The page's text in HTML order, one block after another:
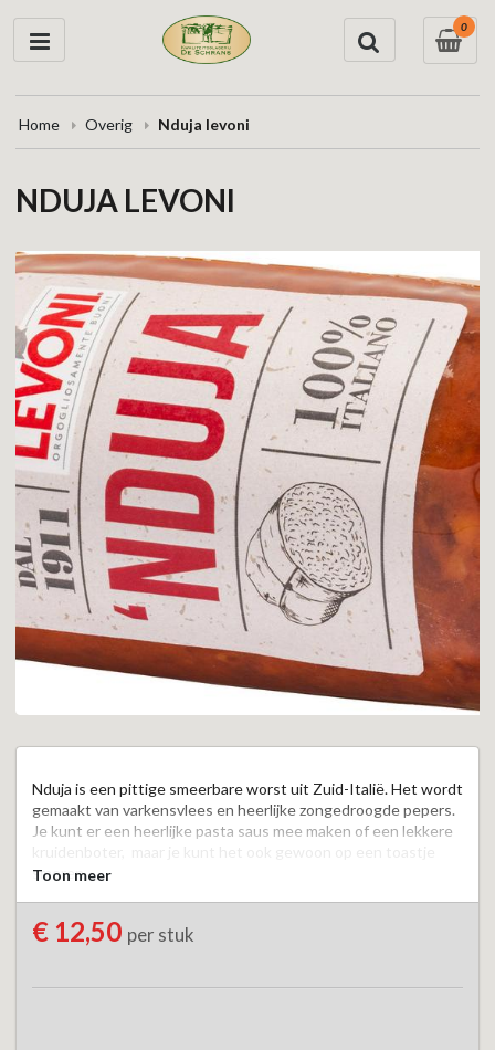
0
Home Overig Nduja levoni
NDUJA LEVONI
Nduja is een pittige smeerbare worst uit Zuid-Italië. Het wordt
gemaakt van varkensvlees en heerlijke zongedroogde pepers.
Je kunt er een heerlijke pasta saus mee maken of een lekkere
kruidenboter,  maar je kunt het ook gewoon op een toastje
smeren.
Toon meer
€ 12,50 per stuk